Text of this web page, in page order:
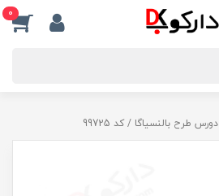
0
دورس طرح بالنسیاگا / کد 99725